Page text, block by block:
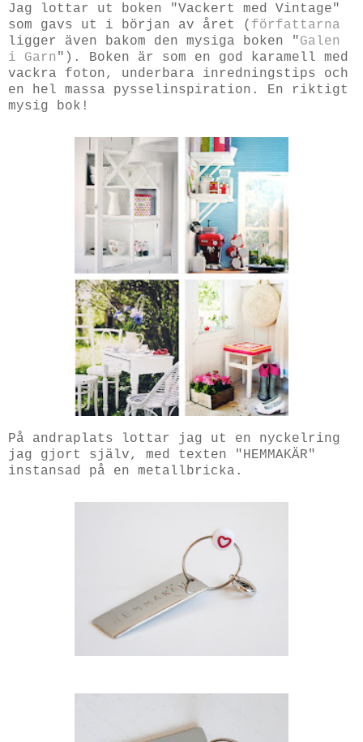
Jag lottar ut boken "Vackert med Vintage"
som gavs ut i början av året ( författarna
ligger även bakom den mysiga boken "Galen
i Garn "). Boken är som en god karamell med
vackra foton, underbara inredningstips och
en hel massa pysselinspiration. En riktigt
mysig bok!
På andraplats lottar jag ut en nyckelring
jag gjort själv, med texten "HEMMAKÄR"
instansad på en metallbricka.